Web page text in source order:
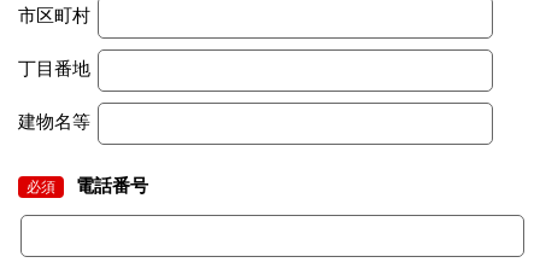
市区町村
丁目番地
建物名等
必須 電話番号